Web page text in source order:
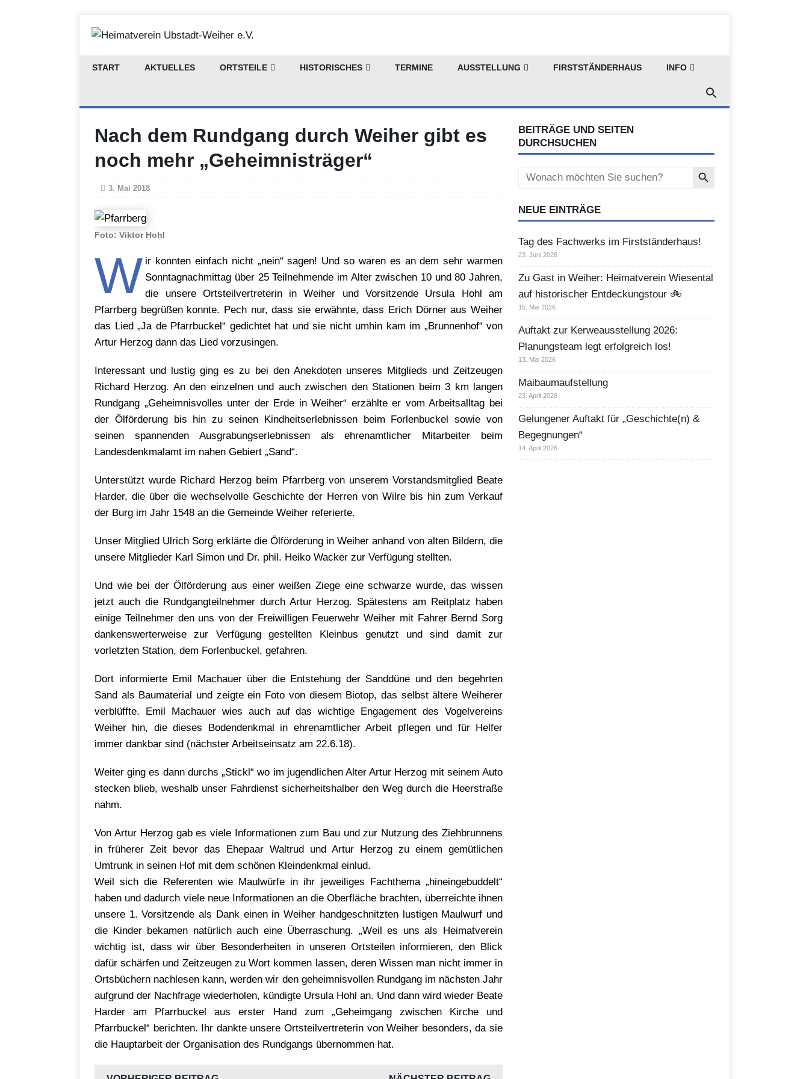
START AKTUELLES ORTSTEILE HISTORISCHES TERMINE AUSSTELLUNG FIRSTSTÄNDERHAUS INFO
Nach dem Rundgang durch Weiher gibt es
noch mehr „Geheimnisträger“
3. Mai 2018
Foto: Viktor Hohl
W ir konnten einfach nicht „nein“ sagen! Und so waren es an dem sehr warmen
Sonntagnachmittag über 25 Teilnehmende im Alter zwischen 10 und 80 Jahren,
die unsere Ortsteilvertreterin in Weiher und Vorsitzende Ursula Hohl am
Pfarrberg begrüßen konnte. Pech nur, dass sie erwähnte, dass Erich Dörner aus Weiher
das Lied „Ja de Pfarrbuckel“ gedichtet hat und sie nicht umhin kam im „Brunnenhof“ von
Artur Herzog dann das Lied vorzusingen.
Interessant und lustig ging es zu bei den Anekdoten unseres Mitglieds und Zeitzeugen
Richard Herzog. An den einzelnen und auch zwischen den Stationen beim 3 km langen
Rundgang „Geheimnisvolles unter der Erde in Weiher“ erzählte er vom Arbeitsalltag bei
der Ölförderung bis hin zu seinen Kindheitserlebnissen beim Forlenbuckel sowie von
seinen spannenden Ausgrabungserlebnissen als ehrenamtlicher Mitarbeiter beim
Landesdenkmalamt im nahen Gebiert „Sand“.
Unterstützt wurde Richard Herzog beim Pfarrberg von unserem Vorstandsmitglied Beate
Harder, die über die wechselvolle Geschichte der Herren von Wilre bis hin zum Verkauf
der Burg im Jahr 1548 an die Gemeinde Weiher referierte.
Unser Mitglied Ulrich Sorg erklärte die Ölförderung in Weiher anhand von alten Bildern, die
unsere Mitglieder Karl Simon und Dr. phil. Heiko Wacker zur Verfügung stellten.
Und wie bei der Ölförderung aus einer weißen Ziege eine schwarze wurde, das wissen
jetzt auch die Rundgangteilnehmer durch Artur Herzog. Spätestens am Reitplatz haben
einige Teilnehmer den uns von der Freiwilligen Feuerwehr Weiher mit Fahrer Bernd Sorg
dankenswerterweise zur Verfügung gestellten Kleinbus genutzt und sind damit zur
vorletzten Station, dem Forlenbuckel, gefahren.
Dort informierte Emil Machauer über die Entstehung der Sanddüne und den begehrten
Sand als Baumaterial und zeigte ein Foto von diesem Biotop, das selbst ältere Weiherer
verblüffte. Emil Machauer wies auch auf das wichtige Engagement des Vogelvereins
Weiher hin, die dieses Bodendenkmal in ehrenamtlicher Arbeit pflegen und für Helfer
immer dankbar sind (nächster Arbeitseinsatz am 22.6.18).
Weiter ging es dann durchs „Stickl“ wo im jugendlichen Alter Artur Herzog mit seinem Auto
stecken blieb, weshalb unser Fahrdienst sicherheitshalber den Weg durch die Heerstraße
nahm.
Von Artur Herzog gab es viele Informationen zum Bau und zur Nutzung des Ziehbrunnens
in früherer Zeit bevor das Ehepaar Waltrud und Artur Herzog zu einem gemütlichen
Umtrunk in seinen Hof mit dem schönen Kleindenkmal einlud.
Weil sich die Referenten wie Maulwürfe in ihr jeweiliges Fachthema „hineingebuddelt“
haben und dadurch viele neue Informationen an die Oberfläche brachten, überreichte ihnen
unsere 1. Vorsitzende als Dank einen in Weiher handgeschnitzten lustigen Maulwurf und
die Kinder bekamen natürlich auch eine Überraschung. „Weil es uns als Heimatverein
wichtig ist, dass wir über Besonderheiten in unseren Ortsteilen informieren, den Blick
dafür schärfen und Zeitzeugen zu Wort kommen lassen, deren Wissen man nicht immer in
Ortsbüchern nachlesen kann, werden wir den geheimnisvollen Rundgang im nächsten Jahr
aufgrund der Nachfrage wiederholen, kündigte Ursula Hohl an. Und dann wird wieder Beate
Harder am Pfarrbuckel aus erster Hand zum „Geheimgang zwischen Kirche und
Pfarrbuckel“ berichten. Ihr dankte unsere Ortsteilvertreterin von Weiher besonders, da sie
die Hauptarbeit der Organisation des Rundgangs übernommen hat.
BEITRÄGE UND SEITEN
DURCHSUCHEN
Search
for:
NEUE EINTRÄGE
Tag des Fachwerks im Firstständerhaus!
23. Juni 2026
Zu Gast in Weiher: Heimatverein Wiesental
auf historischer Entdeckungstour 🚲
15. Mai 2026
Auftakt zur Kerweausstellung 2026:
Planungsteam legt erfolgreich los!
13. Mai 2026
Maibaumaufstellung
23. April 2026
Gelungener Auftakt für „Geschichte(n) &
Begegnungen“
14. April 2026